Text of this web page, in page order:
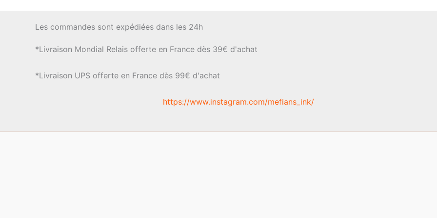
Les commandes sont expédiées dans les 24h
*Livraison Mondial Relais offerte en France dès 39€ d'achat
*Livraison UPS offerte en France dès 99€ d'achat
https://www.instagram.com/mefians_ink/